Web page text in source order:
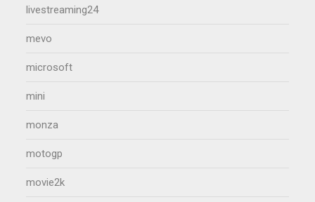
livestreaming24
mevo
microsoft
mini
monza
motogp
movie2k